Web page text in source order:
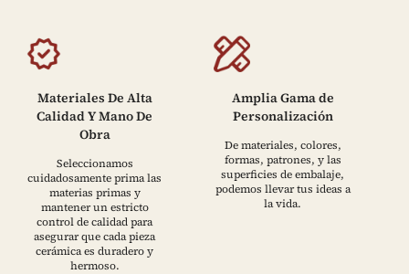
Materiales De Alta
Calidad Y Mano De
Obra
Seleccionamos
cuidadosamente prima las
materias primas y
mantener un estricto
control de calidad para
asegurar que cada pieza
cerámica es duradero y
hermoso.
Amplia Gama de
Personalización
De materiales, colores,
formas, patrones, y las
superficies de embalaje,
podemos llevar tus ideas a
la vida.